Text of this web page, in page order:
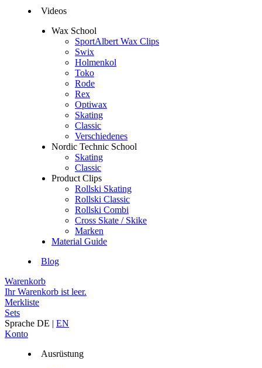
Videos
Wax School
SportAlbert Wax Clips
Swix
Holmenkol
Toko
Rode
Rex
Optiwax
Skating
Classic
Verschiedenes
Nordic Technic School
Skating
Classic
Product Clips
Rollski Skating
Rollski Classic
Rollski Combi
Cross Skate / Skike
Marken
Material Guide
Blog
Warenkorb
Ihr Warenkorb ist leer.
Merkliste
Sets
Sprache DE | EN
Konto
Ausrüstung